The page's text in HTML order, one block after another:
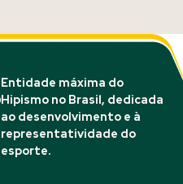
Entidade máxima do
Hipismo no Brasil, dedicada
ao desenvolvimento e à
representatividade do
esporte.